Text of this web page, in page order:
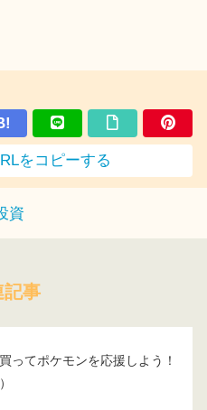
をコピーする
資
記事
ってポケモンを応援しよう！